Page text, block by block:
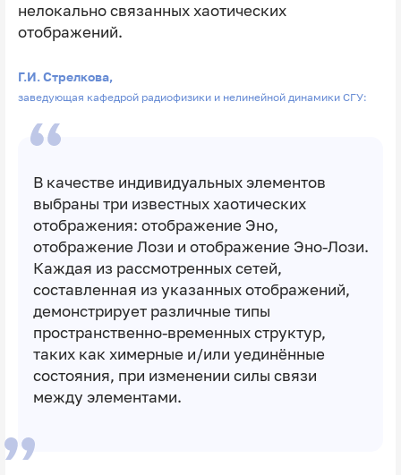
нелокально связанных хаотических
отображений.
Г.И. Стрелкова,
заведующая кафедрой радиофизики и нелинейной динамики СГУ:
В качестве индивидуальных элементов
выбраны три известных хаотических
отображения: отображение Эно,
отображение Лози и отображение Эно-Лози.
Каждая из рассмотренных сетей,
составленная из указанных отображений,
демонстрирует различные типы
пространственно-временных структур,
таких как химерные и/или уединённые
состояния, при изменении силы связи
между элементами.